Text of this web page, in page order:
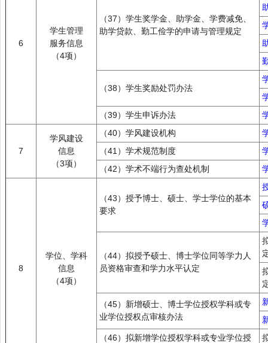
6
学生管理
服务信息
（4项）
（37）学生奖学金、助学金、学费减免、
助学贷款、勤工俭学的申请与管理规定
（38）学生奖励处罚办法
（39）学生申诉办法
7
学风建设
信息
（3项）
（40）学风建设机构
（41）学术规范制度
（42）学术不端行为查处机制
8
学位、学科
信息
（4项）
（43）授予博士、硕士、学士学位的基本
要求
（44）拟授予硕士、博士学位同等学力人
员资格审查和学力水平认定
（45）新增硕士、博士学位授权学科或专
业学位授权点审核办法
（46）拟新增学位授权学科或专业学位授